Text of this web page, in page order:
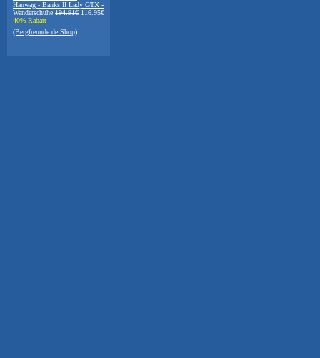
Hanwag - Banks II Lady GTX -
Wanderschuhe 194.91€ 116.95€
40% Rabatt
(Bergfreunde.de Shop)